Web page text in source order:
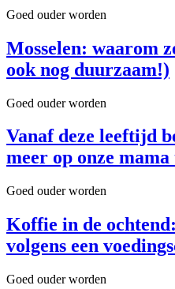
Goed ouder worden
Mosselen: waarom
ook nog duurzaam!)
Goed ouder worden
Vanaf deze leeftijd
meer op onze
Goed ouder worden
Koffie in de
volgens een
Goed ouder worden